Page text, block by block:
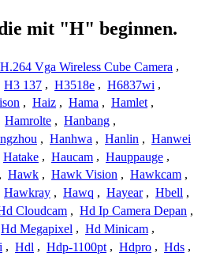
mit "H" beginnen.
H.264 Vga Wireless Cube Camera ,
H3 137 , H3518e , H6837wi ,
, Haiz , Hama , Hamlet ,
Hamrolte , Hanbang ,
, Hanhwa , Hanlin , Hanwei
Hatake , Haucam , Hauppauge ,
, Hawk , Hawk Vision , Hawkcam ,
Hawkray , Hawq , Hayear , Hbell ,
Cloudcam , Hd Ip Camera Depan ,
Hd Megapixel , Hd Minicam ,
, Hdl , Hdp-1100pt , Hdpro , Hds ,